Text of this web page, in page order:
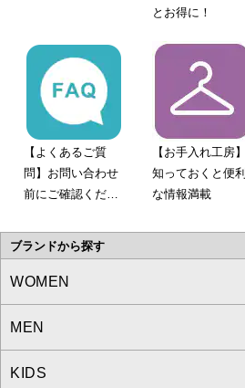
とお得に！
【よくあるご質
問】お問い合わせ
前にご確認くださ
【お手入れ工房】
知っておくと便利
な情報満載
ブランドから探す
WOMEN
a.v.v
MICHEL KLEIN
MEN
a.v.v
KIDS